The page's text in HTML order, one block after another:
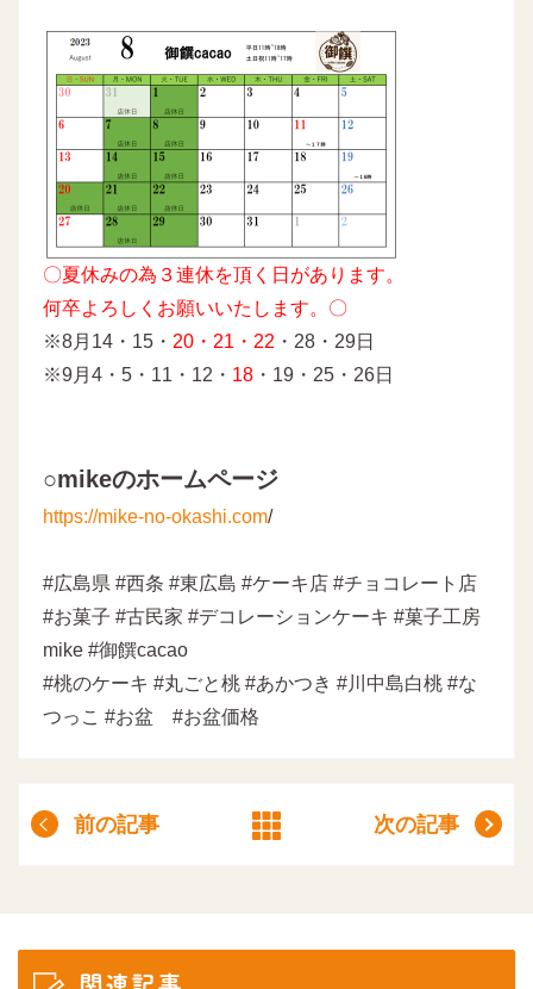
〇夏休みの為３連休を頂く日があります。
何卒よろしくお願いいたします。〇
※8月14・15・ 20・21・22 ・28・29日
※9月4・5・11・12・ 18 ・19・25・26日
○mikeのホームページ
https://mike-no-okashi.com/
#広島県 #西条 #東広島 #ケーキ店 #チョコレート店
#お菓子 #古民家 #デコレーションケーキ #菓子工房
mike #御饌cacao
#桃のケーキ #丸ごと桃 #あかつき #川中島白桃 #な
つっこ #お盆 #お盆価格
前の記事 次の記事